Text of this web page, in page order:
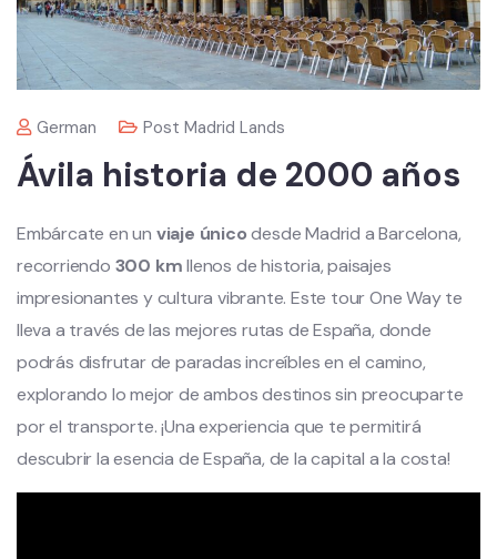
German Post Madrid Lands
Ávila historia de 2000 años
Embárcate en un viaje únicodesde Madrid a Barcelona,
recorriendo 300 kmllenos de historia, paisajes
impresionantes y cultura vibrante. Este tour One Way te
lleva a través de las mejores rutas de España, donde
podrás disfrutar de paradas increíbles en el camino,
explorando lo mejor de ambos destinos sin preocuparte
por el transporte. ¡Una experiencia que te permitirá
descubrir la esencia de España, de la capital a la costa!